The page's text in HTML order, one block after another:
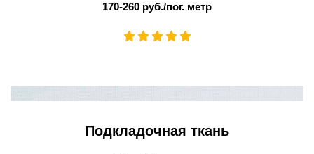
170-260 руб./пог. метр
Подкладочная ткань